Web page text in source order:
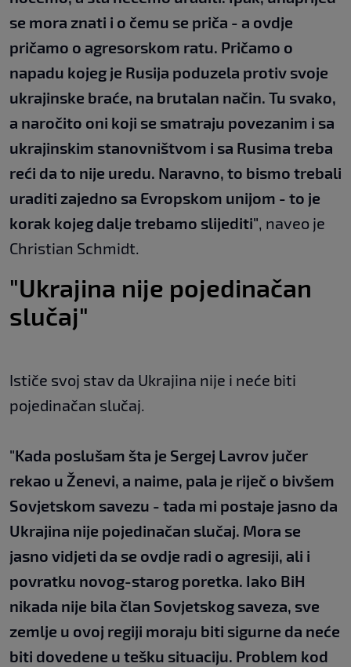
se mora znati i o čemu se priča - a ovdje
pričamo o agresorskom ratu. Pričamo o
napadu kojeg je Rusija poduzela protiv svoje
ukrajinske braće, na brutalan način. Tu svako,
a naročito oni koji se smatraju povezanim i sa
ukrajinskim stanovništvom i sa Rusima treba
reći da to nije uredu. Naravno, to bismo trebali
uraditi zajedno sa Evropskom unijom - to je
korak kojeg dalje trebamo slijediti", naveo je
Christian Schmidt.
"Ukrajina nije pojedinačan
slučaj"
Ističe svoj stav da Ukrajina nije i neće biti
pojedinačan slučaj.
"Kada poslušam šta je Sergej Lavrov jučer
rekao u Ženevi, a naime, pala je riječ o bivšem
Sovjetskom savezu - tada mi postaje jasno da
Ukrajina nije pojedinačan slučaj. Mora se
jasno vidjeti da se ovdje radi o agresiji, ali i
povratku novog-starog poretka. Iako BiH
nikada nije bila član Sovjetskog saveza, sve
zemlje u ovoj regiji moraju biti sigurne da neće
biti dovedene u tešku situaciju. Problem kod